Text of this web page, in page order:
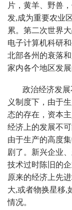
片，黄羊、野兽
发,成为重要农业
累。第二次世界
电子计算机科研
北部各州的衰落
家内各个地区发展
政治经济发
义制度下，由于
态的存在，资本
经济上的发展不
由于生产的高度
剧了。新兴企业
技术过时陈旧的
原来的经济上先
大,或者物换星移,
情况。